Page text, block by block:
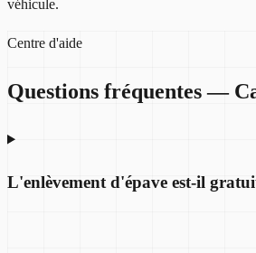
véhicule.
Centre d'aide
Questions fréquentes —
L'enlèvement d'épave est-il